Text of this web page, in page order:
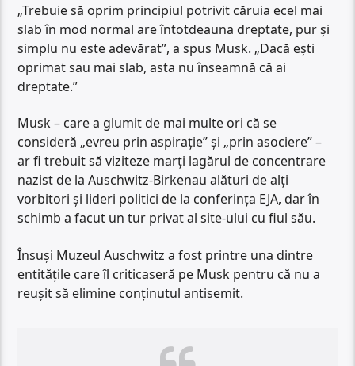
„Trebuie să oprim principiul potrivit căruia ecel mai
slab în mod normal are întotdeauna dreptate, pur și
simplu nu este adevărat”, a spus Musk. „Dacă ești
oprimat sau mai slab, asta nu înseamnă că ai
dreptate.”
Musk – care a glumit de mai multe ori că se
consideră „evreu prin aspirație” și „prin asociere” –
ar fi trebuit să viziteze marți lagărul de concentrare
nazist de la Auschwitz-Birkenau alături de alți
vorbitori și lideri politici de la conferința EJA, dar în
schimb a facut un tur privat al site-ului cu fiul său.
Însuși Muzeul Auschwitz a fost printre una dintre
entitățile care îl criticaseră pe Musk pentru că nu a
reușit să elimine conținutul antisemit.